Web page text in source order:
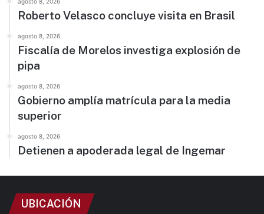
Roberto Velasco concluye visita en Brasil
agosto 8, 2026
Fiscalía de Morelos investiga explosión de
pipa
agosto 8, 2026
Gobierno amplía matrícula para la media
superior
agosto 8, 2026
Detienen a apoderada legal de Ingemar
UBICACIÓN